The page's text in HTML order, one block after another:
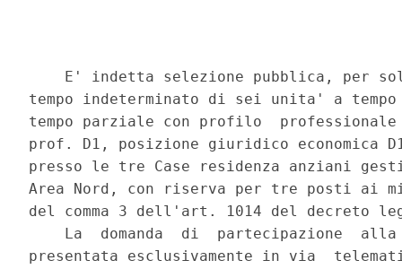
E' indetta selezione pubblica, per
tempo indeterminato di sei unita' a
tempo parziale con profilo
prof. D1, posizione giuridico economica
presso le tre Case residenza anziani
Area Nord, con riserva per tre posti ai
del comma 3 dell'art. 1014 del decreto
La  domanda  di  partecipazione
presentata esclusivamente in via